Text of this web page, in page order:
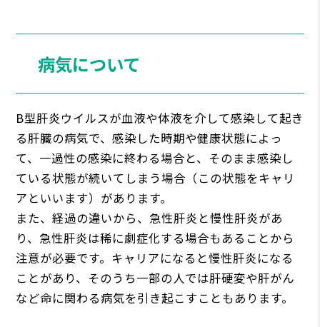
病気について
B型肝炎ウイルスが血液や体液を介して感染して起き
る肝臓の病気で、感染した時期や健康状態によっ
て、一過性の感染に終わる場合と、そのまま感染し
ている状態が続いてしまう場合（この状態をキャリ
アといいます）があります。
また、経過の違いから、急性肝炎と慢性肝炎があ
り、急性肝炎は稀に劇症化する場合もあることから
注意が必要です。キャリアになると慢性肝炎になる
ことがあり、そのうち一部の人では肝硬変や肝がん
など命に関わる病気を引き起こすこともあります。